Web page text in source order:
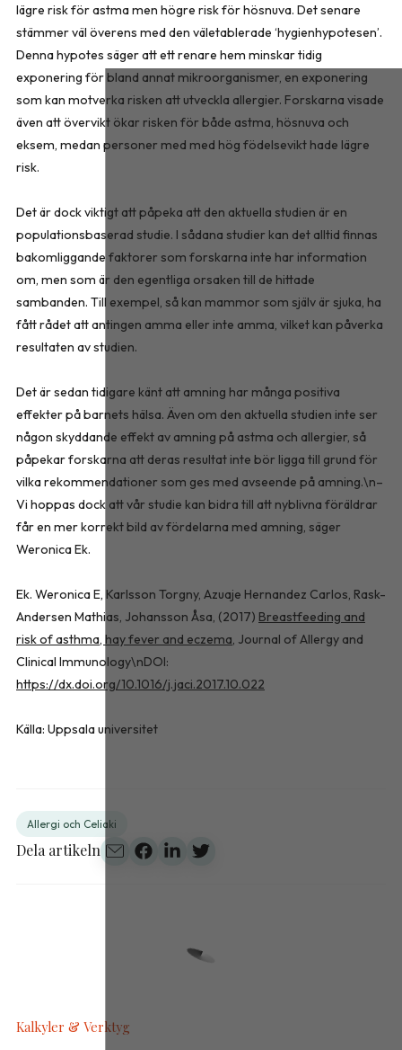
lägre risk för astma men högre risk för hösnuva. Det senare
stämmer väl överens med den väletablerade ‘hygienhypotesen’.
Denna hypotes säger att ett renare hem minskar tidig
exponering för bland annat mikroorganismer, en exponering
som kan motverka risken att utveckla allergier. Forskarna visade
även att övervikt ökar risken för både astma, hösnuva och
eksem, medan personer med med hög födelsevikt hade lägre
risk.
Det är dock viktigt att påpeka att den aktuella studien är en
populationsbaserad studie. I sådana studier kan det alltid finnas
bakomliggande faktorer som forskarna inte har information
om, men som är den egentliga orsaken till de hittade
sambanden. Till exempel, så kan mammor som själv är sjuka, ha
fått rådet att antingen amma eller inte amma, vilket kan påverka
resultaten av studien.
Det är sedan tidigare känt att amning har många positiva
effekter på barnets hälsa. Även om den aktuella studien inte ser
någon skyddande effekt av amning på astma och allergier, så
påpekar forskarna att deras resultat inte bör ligga till grund för
vilka rekommendationer som ges med avseende på amning.\n–
Vi hoppas dock att vår studie kan bidra till att nyblivna föräldrar
får en mer korrekt bild av fördelarna med amning, säger
Weronica Ek.
Ek. Weronica E, Karlsson Torgny, Azuaje Hernandez Carlos, Rask-
Andersen Mathias, Johansson Åsa, (2017) Breastfeeding and
risk of asthma, hay fever and eczema, Journal of Allergy and
Clinical Immunology\nDOI:
https://dx.doi.org/10.1016/j.jaci.2017.10.022
Källa: Uppsala universitet
Allergi och Celiaki
Dela artikeln
Kalkyler & Verktyg